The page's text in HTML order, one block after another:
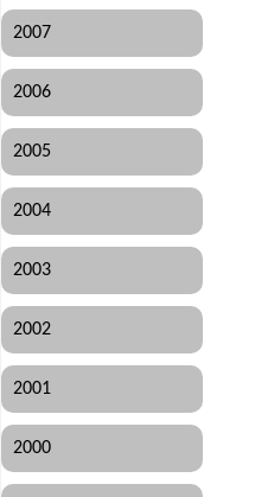
2007
2006
2005
2004
2003
2002
2001
2000